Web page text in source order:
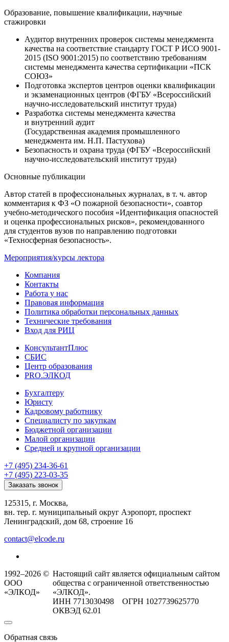
Образование, повышение квалификации, научные
стажировки
Аудитор внутренних проверок системы менеджмента
качества на соответствие стандарту ГОСТ Р ИСО 9001-
2015 (ISO 9001:2015) по соответствию требованиям
системы менеджмента качества сертификации «ПСК
СОЮЗ»
Подготовка экспертов центров оценки квалификации
и экзаменационных центров (ФГБУ «Всероссийский
научно-исследовательский институт труда)
Разработка системы менеджмента качества
и внутренний аудит
(Государственная академия промышленного
менеджмента им. Н.П. Пастухова)
Безопасность и охрана труда (ФГБУ «Всероссийский
научно-исследовательский институт труда)
Основные публикации
Автор статей в профессиональных журналах, в т. ч. автор
комментария к ФЗ «О пожарной безопасности», соавтор
учебно-методического пособия «Идентификация опасностей
и оценка профессиональных рисков», рекомендованного
для студентов вузов по направлению подготовки
«Техносферная безопасность».
Мероприятия/курсы лектора
Компания
Контакты
Работа у нас
Правовая информация
Политика обработки персональных данных
Технические требования
Вход для РИЦ
КонсультантПлюс
СБИС
Центр образования
PRO.ЭЛКОД
Бухгалтеру
Юристу
Кадровому работнику
Специалисту по закупкам
Бюджетной организации
Малой организации
Средней и крупной организации
+7 (495) 234-36-61
+7 (495) 223-03-35
Заказать звонок
125315, г. Москва,
вн. тер. г. муниципальный округ Аэропорт, проспект
Ленинградский, дом 68, строение 16
contact@elcode.ru
1992–2026 ©
ООО
«ЭЛКОД»
Настоящий сайт является официальным сайтом
общества с ограниченной ответственностью
«ЭЛКОД».
ИНН 7713030498 ОГРН 1027739625770
ОКВЭД 62.01
Обратная связь